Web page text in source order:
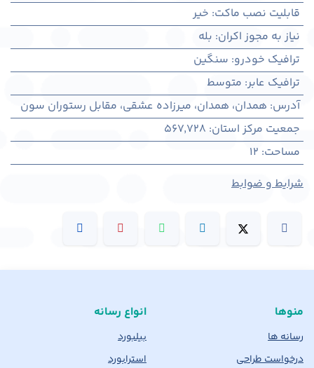
قابلیت نصب ماکت: خیر
نیاز به مجوز اکران: بله
ترافیک خودرو: سنگین
ترافیک عابر: متوسط
آدرس: همدان، همدان، میرزاده عشقی، مقابل رستوران سون
جمعیت مرکز استان:
567,728
مساحت:
12
شرایط و ضوابط
منوها
رسانه ها
درخواست طراحی
انواع رسانه
بیلبورد
استرابورد